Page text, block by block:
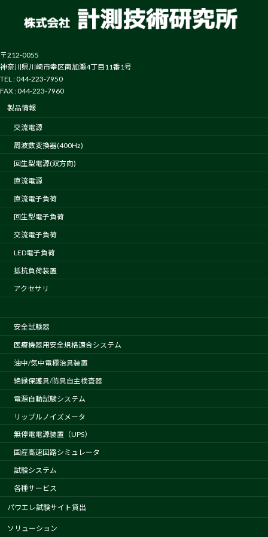
〒212-0055
神奈川県川崎市幸区南加瀬4丁目11番1号
TEL : 044-223-7950
FAX : 044-223-7960
製品情報
交流電源
周波数変換器(400Hz)
回生型電源(双方向)
直流電源
直流電子負荷
回生型電子負荷
交流電子負荷
LED電子負荷
抵抗負荷装置
アクセサリ
安全試験器
医療機器用安全規格適合システム
油中/気中電極治具装置
絶縁保護具/防具自主検査器
電源自動試験システム
リップルノイズメータ
無停電電源装置（UPS）
国産高速回路シミュレータ
試験システム
各種サービス
パワエレ試験サイト貸出
ソリューション